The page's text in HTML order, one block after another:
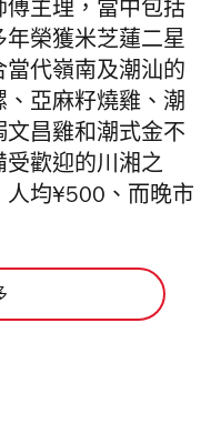
主理，當中包括
榮獲米芝蓮二星
代嶺南及潮汕的
亞麻籽燒雞、潮
昌雞和潮式金不
受歡迎的川湘之
人均¥500、而晚市